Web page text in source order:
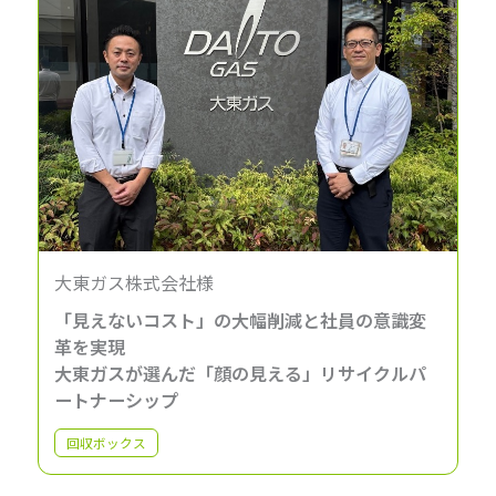
大東ガス株式会社様
「見えないコスト」の大幅削減と社員の意識変
革を実現
大東ガスが選んだ「顔の見える」リサイクルパ
ートナーシップ
回収ボックス